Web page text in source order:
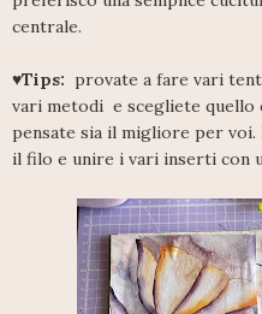
centrale.
♥Tips: provate a fare vari
vari metodi e scegliete
pensate sia il migliore per
il filo e unire i vari inserti con